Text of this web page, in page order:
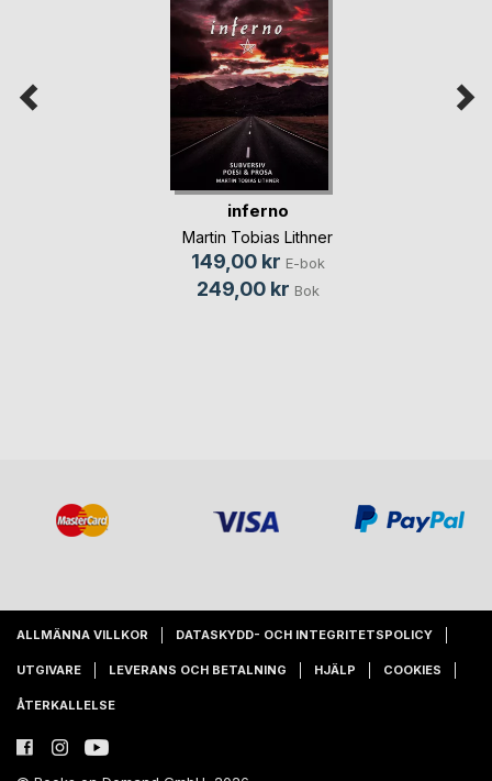
inferno
Martin Tobias Lithner
149,00 kr E-bok
249,00 kr Bok
ALLMÄNNA VILLKOR DATASKYDD- OCH INTEGRITETSPOLICY
UTGIVARE LEVERANS OCH BETALNING HJÄLP COOKIES
ÅTERKALLELSE